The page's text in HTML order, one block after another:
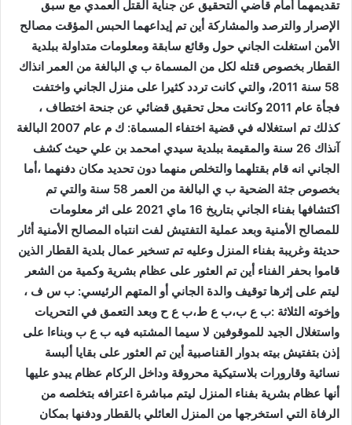
تقديمهما أمام قاضي التحقيق عن جناية القتل العمدي مع سبق
الإصرار والترصد والمشاركة أين تم إيداعهما الحبس المؤقت مصالح
الأمن استغلت الجاني حول وقائع سابقة ومعلومات متداولة ببلدية
القطار بخصوص قتله لكل من المسماة ب ي البالغة من العمر انذاك
58 سنة 2011، والتي كانت تردد كثيرا على منزل الجاني واختفت
فجأة عام 2011 وكانت محل تحقيق قضائي عن جنحة اختطاف ،
كذلك تم استغلاله في قضية اختفاء المسماة: ك م عام 2007 البالغة
آنذاك 26 سنة والمقيمة ببلدية سيدي امحمد بن علي حيث كشف
الجاني انه قام بقتلهما والتخلص منهما دون تحديد مكان دفنهما ،أما
بخصوص جثة الضحية ب ي البالغة من العمر 58 سنة والتي تم
اكتشافها بفناء الجاني بتاريخ 16 ماي 2021 على اثر معلومات
للمصالح الأمنية وبعد عملية التفتيش لفت انتباه المصالح الأمنية أثار
حديثة وغريبة بفناء المنزل وعليه تم تسخير عمال بلدية القطار الذين
قاموا بحفر الفناء أين تم العثور على عظام بشرية وكمية من الشعر
ليتم على إثرها توقيف والدة الجاني أو المتهم الرئيسي: ب س ف ،
وإخوته الثلاثة :ب ع ب،ب ع ط،ب ع ح وبعد التعمق في التحريات
واستغلال الجيد للموقوفين لا سيما المشتبه فيه ب ع ب وبناءا على
إذن بتفتيش بيته بدوار القناصبية أين تم العثور على بقايا ألبسة
نسائية وقارورات بلاستيكية محروقة وداخل الركام عظام يبدو عليها
أنها عظام بشرية بفناء المنزل ليتم مباشرة اعترافه بتخلصه من
الرفاة التي استخرجها من المنزل العائلي بالقطار ودفنها بمكان